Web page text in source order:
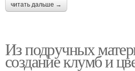
читать дальше →
Из подручных
создание клумб и